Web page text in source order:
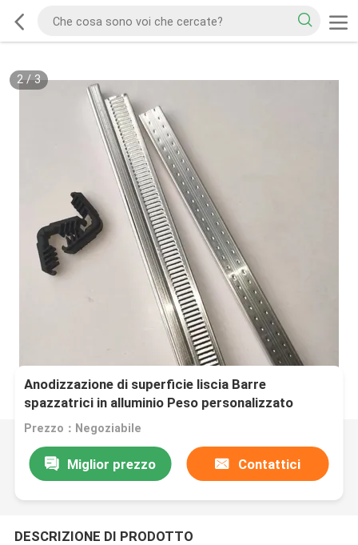
2/3
Anodizzazione di superficie liscia Barre
spazzatrici in alluminio Peso personalizzato
Dimensione e larghezza
Prezzo：Negoziabile
Miglior prezzo Contattici
DESCRIZIONE DI PRODOTTO